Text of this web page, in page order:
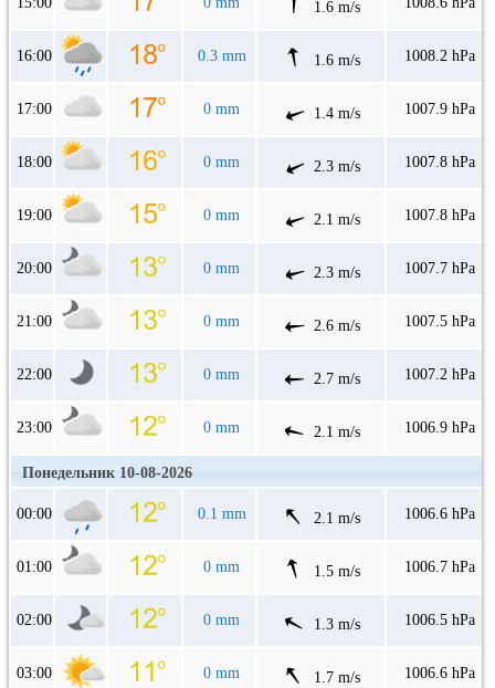
1.6 m/s
16:00 0.3 mm 1.6 m/s 1008.2 hPa
17:00 0 mm 1.4 m/s 1007.9 hPa
18:00 0 mm 2.3 m/s 1007.8 hPa
19:00 0 mm 2.1 m/s 1007.8 hPa
20:00 0 mm 2.3 m/s 1007.7 hPa
21:00 0 mm 2.6 m/s 1007.5 hPa
22:00 0 mm 2.7 m/s 1007.2 hPa
23:00 0 mm 2.1 m/s 1006.9 hPa
Понедельник 10-08-2026
00:00 0.1 mm 2.1 m/s 1006.6 hPa
01:00 0 mm 1.5 m/s 1006.7 hPa
02:00 0 mm 1.3 m/s 1006.5 hPa
03:00 0 mm 1.7 m/s 1006.6 hPa